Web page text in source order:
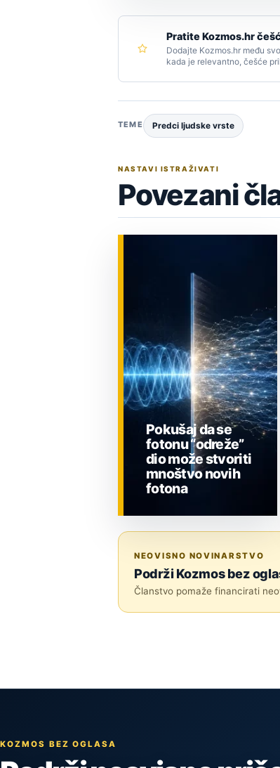
Pratite Kozmos.hr
Dodajte Kozmos.hr među
kada je relevantno, češće
TEME Predci ljudske vrste
NASTAVI ISTRAŽIVATI
Povezani
Pokušaj da se
fotonu “odreže”
dio može stvoriti
mnoštvo novih
fotona
NEOVISNO NOVINARSTVO
Podrži Kozmos bez
Članstvo pomaže financirati
KOZMOS BEZ OGLASA